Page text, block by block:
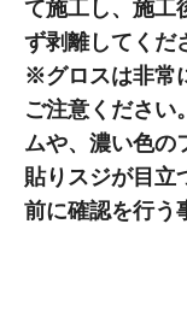
て施工し、施工
ず剥離してくだ
※グロスは非常
ご注意ください
ムや、濃い色の
貼りスジが目立
前に確認を行う